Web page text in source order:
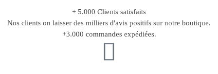
+ 5.000 Clients satisfaits
Nos clients on laisser des milliers d'avis positifs sur notre boutique.
+3.000 commandes expédiées.